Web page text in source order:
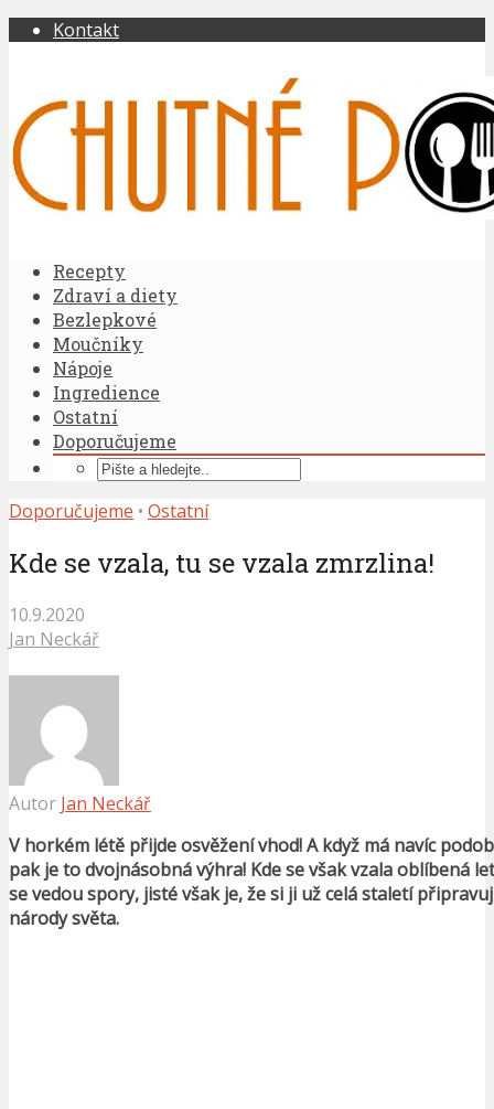
Kontakt
Recepty
Zdraví a diety
Bezlepkové
Moučníky
Nápoje
Ingredience
Ostatní
Doporučujeme
Doporučujeme • Ostatní
Kde se vzala, tu se vzala zmrzlina!
10.9.2020
Jan Neckář
Autor Jan Neckář
V horkém létě přijde osvěžení vhod! A když má navíc
pak je to dvojnásobná výhra! Kde se však vzala oblíbená
se vedou spory, jisté však je, že si ji už celá staletí
národy světa.